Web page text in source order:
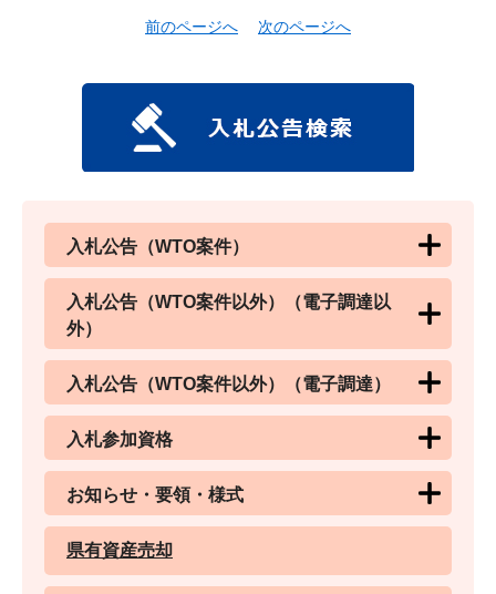
前のページへ 次のページへ
入札公告（WTO案件）
入札公告（WTO案件以外）（電子調達以
外）
入札公告（WTO案件以外）（電子調達）
入札参加資格
お知らせ・要領・様式
県有資産売却